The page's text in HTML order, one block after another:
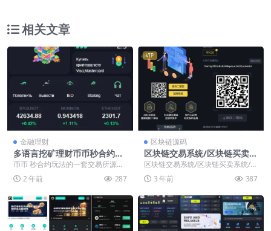
相关文章
金融理财
多语言挖矿理财币币秒合约开
源交易所源码【俄语版】
币币 秒合约玩法的一套交易所源码
这个版本搭建简单 有手就行 不需
要es环境...
2 年前 287
VIP
区块链源码
区块链交易系统/区块链买卖系
统/区块链交易所源码
区块链交易系统/区块链买卖系统/区
块链交易所源码 注：k线好像不
行，自行修复
3 年前 387